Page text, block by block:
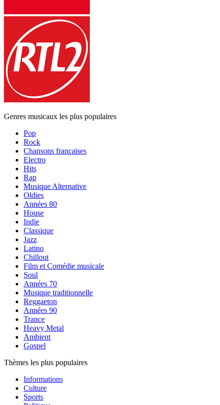
Genres musicaux les plus populaires
Pop
Rock
Chansons françaises
Electro
Hits
Rap
Musique Alternative
Oldies
Années 80
House
Indie
Classique
Jazz
Latino
Chillout
Film et Comédie musicale
Soul
Années 70
Musique traditionnelle
Reggaeton
Années 90
Trance
Heavy Metal
Ambient
Gospel
Thèmes les plus populaires
Informations
Culture
Sports